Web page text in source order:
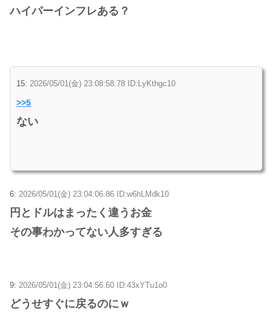
ハイパーインフレある？
15: 2026/05/01(金) 23:08:58.78 ID:LyKthgc10
>>5
ない
6: 2026/05/01(金) 23:04:06.86 ID:w6hLMdk10
円とドルはまったく違うお金
その事わかってない人多すぎる
9: 2026/05/01(金) 23:04:56.60 ID:43xYTu1o0
どうせすぐに戻るのにｗ